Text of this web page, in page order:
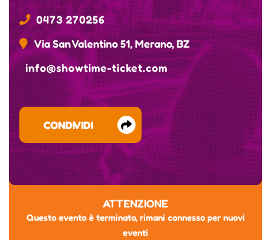
0473 270256
Via San Valentino 51, Merano, BZ
info@showtime-ticket.com
CONDIVIDI
ATTENZIONE
Questo evento è terminato, rimani connesso per nuovi
eventi